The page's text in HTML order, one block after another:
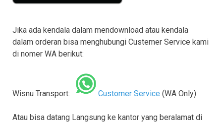
Jika ada kendala dalam mendownload atau kendala
dalam orderan bisa menghubungi Custemer Service kami
di nomer WA berikut:
Wisnu Transport: Customer Service (WA Only)
Atau bisa datang Langsung ke kantor yang beralamat di